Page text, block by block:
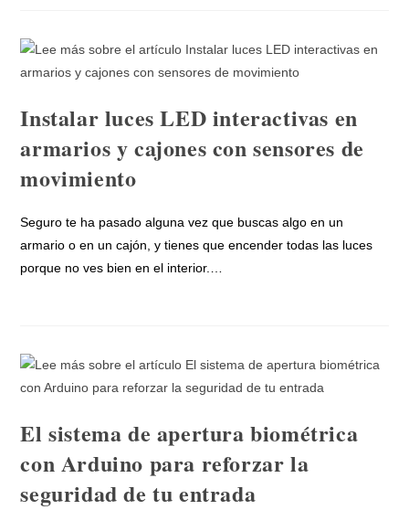
Instalar luces LED interactivas en
armarios y cajones con sensores de
movimiento
Seguro te ha pasado alguna vez que buscas algo en un
armario o en un cajón, y tienes que encender todas las luces
porque no ves bien en el interior.…
El sistema de apertura biométrica
con Arduino para reforzar la
seguridad de tu entrada